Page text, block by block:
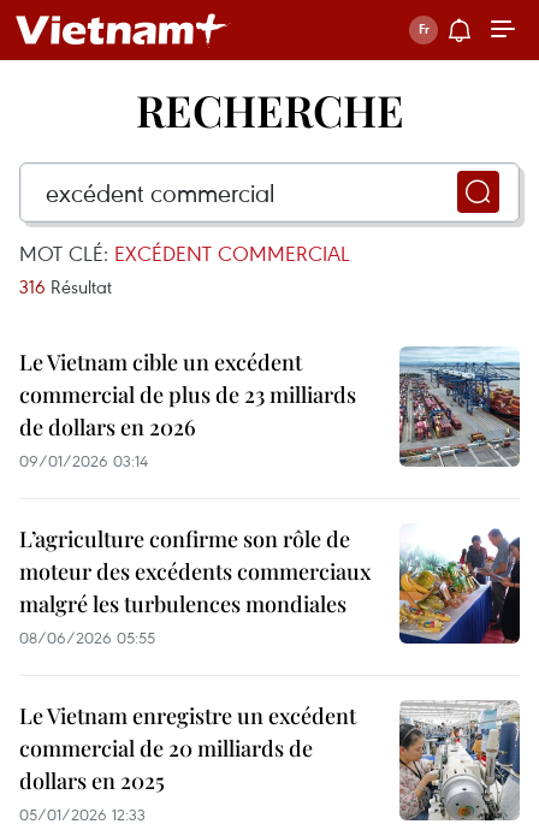
RECHERCHE
MOT CLÉ: EXCÉDENT COMMERCIAL
316 Résultat
Le Vietnam cible un excédent
commercial de plus de 23 milliards
de dollars en 2026
09/01/2026 03:14
L’agriculture confirme son rôle de
moteur des excédents commerciaux
malgré les turbulences mondiales
08/06/2026 05:55
Le Vietnam enregistre un excédent
commercial de 20 milliards de
dollars en 2025
05/01/2026 12:33